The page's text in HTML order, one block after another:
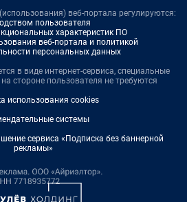
веб-портала регулируются:
пользователя
характеристик ПО
веб-портала и политикой
персональных данных
в виде интернет-сервиса, специальные
стороне пользователя не требуются
использования cookies
системы
сервиса «Подписка без баннерной
рекламы»